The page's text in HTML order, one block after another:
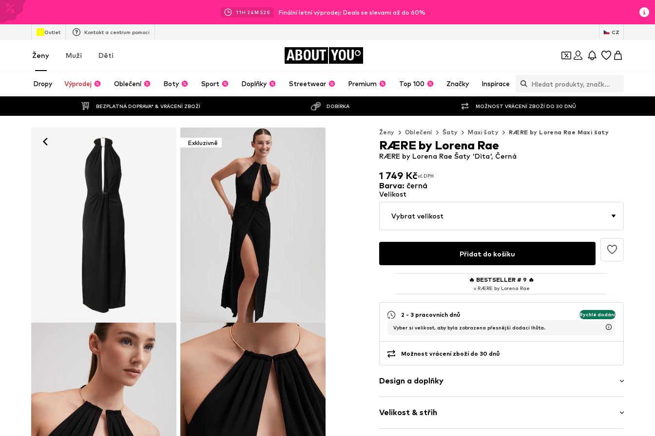
11H 24M 50 S Finální letní výprodej: Deals se slevami až do 60%
Outlet Kontakt a centrum pomoci CZ
Ženy Muži Děti ABOUT YOU
Dropy Výprodej Oblečení Boty Sport Doplňky Streetwear Premium Top 100 Značky Inspirace
BEZPLATNÁ DOPRAVA* & VRÁCENÍ ZBOŽÍ DOBÍRKA MOŽNOST VRÁCENÍ ZBOŽÍ DO 30 DNŮ
Exkluzivně
Ženy Oblečení Šaty Maxi šaty RÆRE by Lorena Rae Maxi šaty
1 749 Kčvč. DPH
1 749 Kčvč. DPH
RÆRE by Lorena Rae Šaty 'Dita', Černá
RÆRE by Lorena Rae
Barva: černá
Velikost
Vybrat velikost
Přidat do košíku
🔥 BESTSELLER # 9 🔥
v RÆRE by Lorena Rae
2 - 3 pracovních dnů Rychlé dodání
Vyber si velikost, aby byla zobrazena přesnější dodací lhůta.
Možnost vrácení zboží do 30 dnů
Design a doplňky
Kulatý výstřih
Prostřihy
Velikost & střih